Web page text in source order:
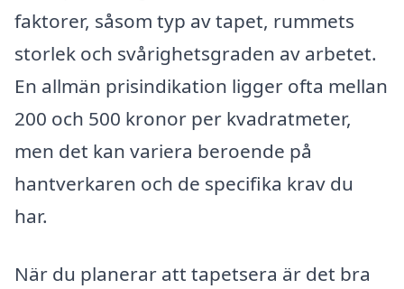
faktorer, såsom typ av tapet, rummets
storlek och svårighetsgraden av arbetet.
En allmän prisindikation ligger ofta mellan
200 och 500 kronor per kvadratmeter,
men det kan variera beroende på
hantverkaren och de specifika krav du
har.
När du planerar att tapetsera är det bra